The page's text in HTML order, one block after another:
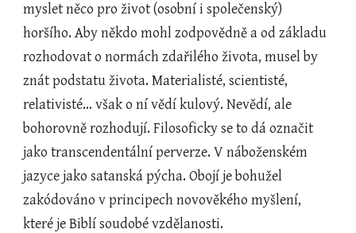
myslet něco pro život (osobní i společenský)
horšího. Aby někdo mohl zodpovědně a od základu
rozhodovat o normách zdařilého života, musel by
znát podstatu života. Materialisté, scientisté,
relativisté… však o ní vědí kulový. Nevědí, ale
bohorovně rozhodují. Filosoficky se to dá označit
jako transcendentální perverze. V náboženském
jazyce jako satanská pýcha. Obojí je bohužel
zakódováno v principech novověkého myšlení,
které je Biblí soudobé vzdělanosti.